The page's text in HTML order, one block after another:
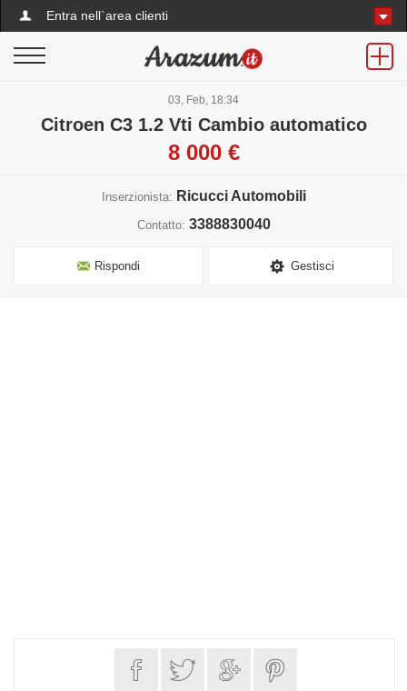
Entra nell`area clienti
03, Feb, 18:34
Citroen C3 1.2 Vti Cambio automatico
8 000 €
Inserzionista: Ricucci Automobili
Contatto: 3388830040
Rispondi Gestisci